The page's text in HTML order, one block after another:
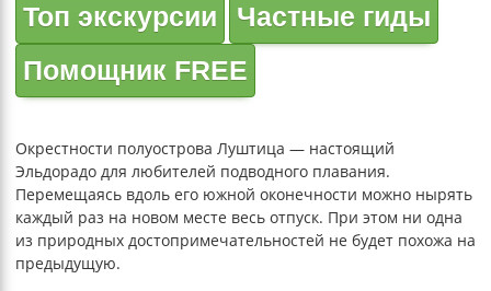
Топ экскурсии
Частные гиды
Помощник FREE
Окрестности полуострова Луштица — настоящий
Эльдорадо для любителей подводного плавания.
Перемещаясь вдоль его южной оконечности можно нырять
каждый раз на новом месте весь отпуск. При этом ни одна
из природных достопримечательностей не будет похожа на
предыдущую.